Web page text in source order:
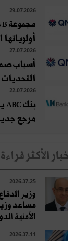
29.07.2026
أولوياتها
27.07.2026
أسباب
التحديات
22.07.2026
مرجع
الأكثر قراءة
2026.07.25
وزير
مساعد
الأمنية
2026.07.11